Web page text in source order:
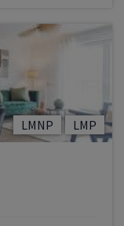
LMNP LMP